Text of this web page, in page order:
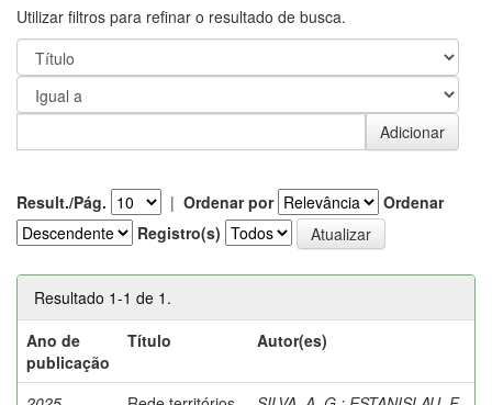
Utilizar filtros para refinar o resultado de busca.
Result./Pág. | Ordenar por
Ordenar
Registro(s)
Resultado 1-1 de 1.
Ano de
publicação
Título Autor(es)